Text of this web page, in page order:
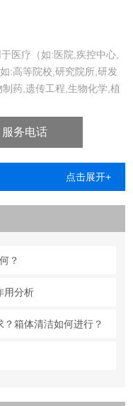
医疗（如:医院,疾控中心,
:高等院校,研究院所,研发
药,遗传工程,生物化学,植
服务电话
点击展开+
？
用分析
箱体清洁如何进行？